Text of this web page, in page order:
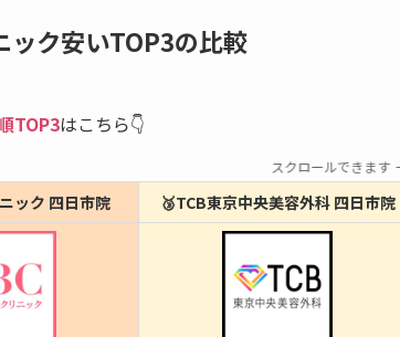
ック安いTOP3の比較
TOP3はこちら👇
スクロールできます
ック 四日市院 🥉TCB東京中央美容外科 四日市院